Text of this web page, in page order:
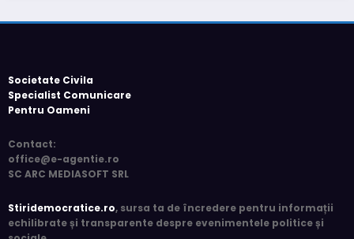
5 luni acum